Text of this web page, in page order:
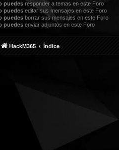
puedes responder a temas en este Foro
puedes editar sus mensajes en este Foro
puedes borrar sus mensajes en este Foro
puedes enviar adjuntos en este Foro
HackM365 Índice